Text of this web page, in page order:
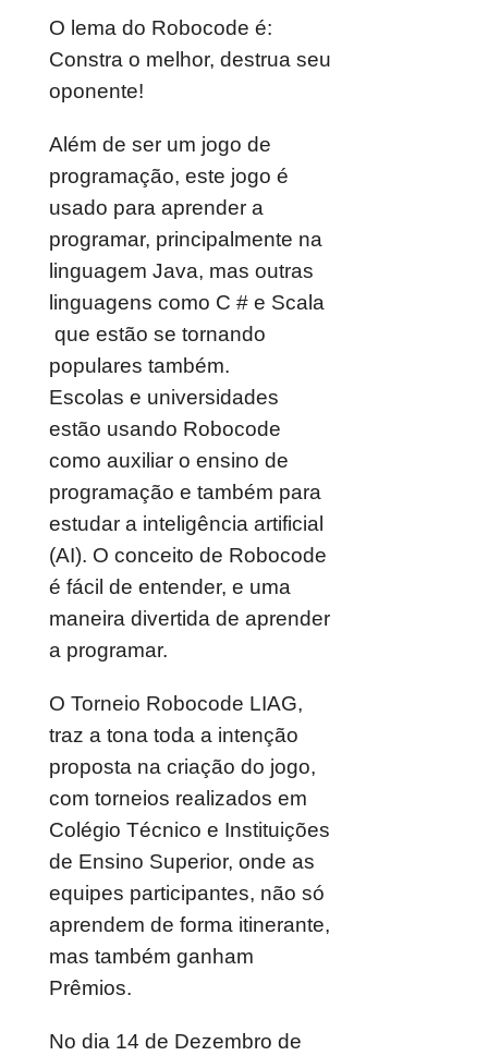
O lema do Robocode é:
Constra o melhor, destrua seu
oponente!
Além de ser um jogo de
programação, este jogo é
usado para aprender a
programar, principalmente na
linguagem Java, mas outras
linguagens como C # e Scala
que estão se tornando
populares também.
Escolas e universidades
estão usando Robocode
como auxiliar o ensino de
programação e também para
estudar a inteligência artificial
(AI). O conceito de Robocode
é fácil de entender, e uma
maneira divertida de aprender
a programar.
O Torneio Robocode LIAG,
traz a tona toda a intenção
proposta na criação do jogo,
com torneios realizados em
Colégio Técnico e Instituições
de Ensino Superior, onde as
equipes participantes, não só
aprendem de forma itinerante,
mas também ganham
Prêmios.
No dia 14 de Dezembro de